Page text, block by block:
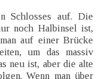
Schlosses auf. Die
noch Halbinsel ist,
auf einer Brücke
um das massiv
neu ist, aber die alte
Wenn man über